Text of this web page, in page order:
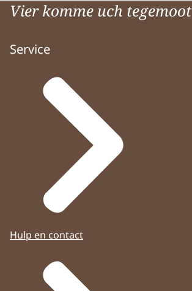
Vier komme uch tegemoot
Service
Hulp en contact